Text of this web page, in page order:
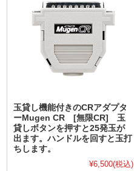
玉貸し機能付きのCRアダプタ
ーMugen CR [無限CR] 玉
貸しボタンを押すと25発玉が
出ます。ハンドルを回すと玉打
ちします。
¥6,500(税込)